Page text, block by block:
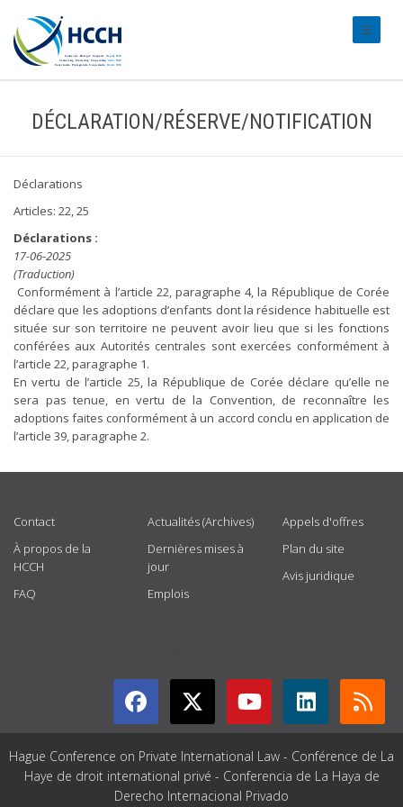
DÉCLARATION/RÉSERVE/NOTIFICATION
Déclarations
Articles: 22, 25
Déclarations :
17-06-2025
(Traduction)
Conformément à l’article 22, paragraphe 4, la République de Corée
déclare que les adoptions d’enfants dont la résidence habituelle est
située sur son territoire ne peuvent avoir lieu que si les fonctions
conférées aux Autorités centrales sont exercées conformément à
l’article 22, paragraphe 1.
En vertu de l’article 25, la République de Corée déclare qu’elle ne
sera pas tenue, en vertu de la Convention, de reconnaître les
adoptions faites conformément à un accord conclu en application de
l’article 39, paragraphe 2.
Contact
À propos de la
HCCH
FAQ
Actualités (Archives)
Dernières mises à
jour
Emplois
Appels d'offres
Plan du site
Avis juridique
Hague Conference on Private International Law - Conférence de La
Haye de droit international privé - Conferencia de La Haya de
Derecho Internacional Privado